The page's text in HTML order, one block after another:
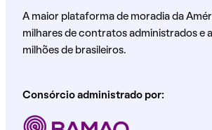
A maior plataforma de moradia da
milhares de contratos administrados e
milhões de brasileiros.
Consórcio administrado por: